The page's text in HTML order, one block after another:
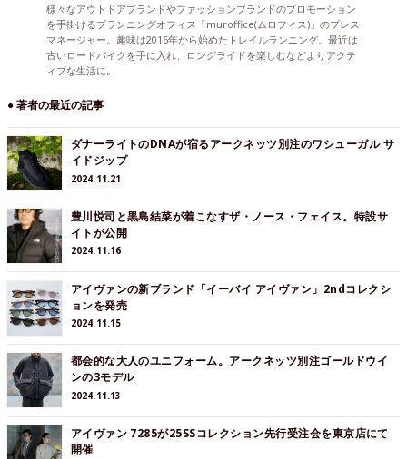
様々なアウトドアブランドやファッションブランドのプロモーション
を手掛けるプランニングオフィス「muroffice(ムロフィス)」のプレス
マネージャー。趣味は2016年から始めたトレイルランニング。最近は
古いロードバイクを手に入れ、ロングライドを楽しむなどよりアクテ
ィブな生活に。
● 著者の最近の記事
ダナーライトのDNAが宿るアークネッツ別注のワシューガル サ
イドジップ
2024.11.21
豊川悦司と黒島結菜が着こなすザ・ノース・フェイス。特設サ
イトが公開
2024.11.16
アイヴァンの新ブランド「イーバイ アイヴァン」2ndコレクシ
ョンを発売
2024.11.15
都会的な大人のユニフォーム。アークネッツ別注ゴールドウイ
ンの3モデル
2024.11.13
アイヴァン 7285が25SSコレクション先行受注会を東京店にて
開催